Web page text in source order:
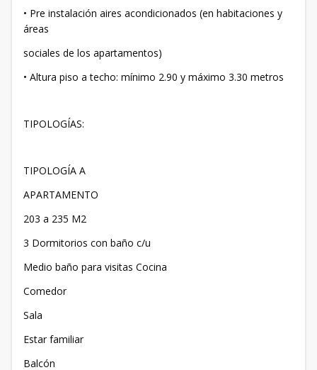
• Pre instalación aires acondicionados (en habitaciones y
áreas
sociales de los apartamentos)
• Altura piso a techo: mínimo 2.90 y máximo 3.30 metros
TIPOLOGÍAS:
TIPOLOGÍA A
APARTAMENTO
203 a 235 M2
3 Dormitorios con baño c/u
Medio baño para visitas Cocina
Comedor
Sala
Estar familiar
Balcón